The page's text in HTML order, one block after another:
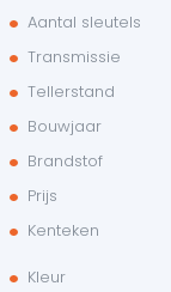
Aantal sleutels
Transmissie
Tellerstand
Bouwjaar
Brandstof
Prijs
Kenteken
Kleur